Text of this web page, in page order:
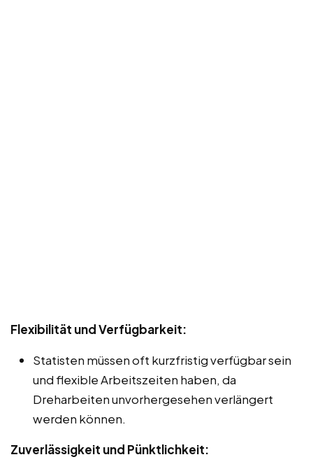
Flexibilität und Verfügbarkeit:
Statisten müssen oft kurzfristig verfügbar sein
und flexible Arbeitszeiten haben, da
Dreharbeiten unvorhergesehen verlängert
werden können.
Zuverlässigkeit und Pünktlichkeit: